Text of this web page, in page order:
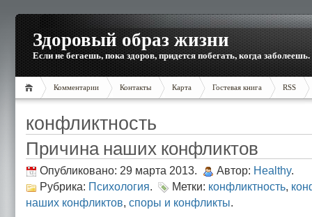
Здоровый образ жизни
Если не бегаешь, пока здоров, придется побегать, когда заболеешь.
Комментарии Контакты Карта Гостевая книга RSS
конфликтность
Причина наших конфликтов
Опубликовано: 29 марта 2013. Автор: Healthy.
Рубрика: Психология. Метки: конфликтность,
наших конфликтов, споры и конфликты.